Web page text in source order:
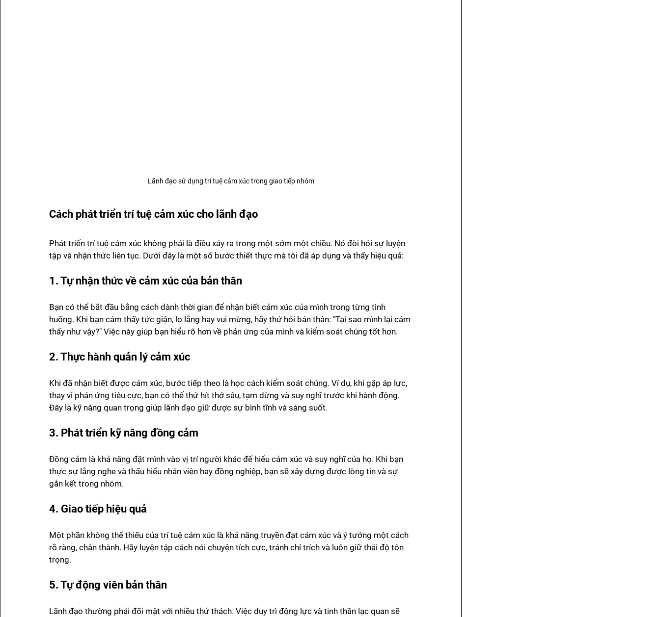
Lãnh đạo sử dụng trí tuệ cảm xúc trong giao tiếp nhóm
Cách phát triển trí tuệ cảm xúc cho lãnh đạo
Phát triển trí tuệ cảm xúc không phải là điều xảy ra trong một sớm một chiều. Nó đòi hỏi sự luyện
tập và nhận thức liên tục. Dưới đây là một số bước thiết thực mà tôi đã áp dụng và thấy hiệu quả:
1. Tự nhận thức về cảm xúc của bản thân
Bạn có thể bắt đầu bằng cách dành thời gian để nhận biết cảm xúc của mình trong từng tình
huống. Khi bạn cảm thấy tức giận, lo lắng hay vui mừng, hãy thử hỏi bản thân: "Tại sao mình lại cảm
thấy như vậy?" Việc này giúp bạn hiểu rõ hơn về phản ứng của mình và kiểm soát chúng tốt hơn.
2. Thực hành quản lý cảm xúc
Khi đã nhận biết được cảm xúc, bước tiếp theo là học cách kiểm soát chúng. Ví dụ, khi gặp áp lực,
thay vì phản ứng tiêu cực, bạn có thể thử hít thở sâu, tạm dừng và suy nghĩ trước khi hành động.
Đây là kỹ năng quan trọng giúp lãnh đạo giữ được sự bình tĩnh và sáng suốt.
3. Phát triển kỹ năng đồng cảm
Đồng cảm là khả năng đặt mình vào vị trí người khác để hiểu cảm xúc và suy nghĩ của họ. Khi bạn
thực sự lắng nghe và thấu hiểu nhân viên hay đồng nghiệp, bạn sẽ xây dựng được lòng tin và sự
gắn kết trong nhóm.
4. Giao tiếp hiệu quả
Một phần không thể thiếu của trí tuệ cảm xúc là khả năng truyền đạt cảm xúc và ý tưởng một cách
rõ ràng, chân thành. Hãy luyện tập cách nói chuyện tích cực, tránh chỉ trích và luôn giữ thái độ tôn
trọng.
5. Tự động viên bản thân
Lãnh đạo thường phải đối mặt với nhiều thử thách. Việc duy trì động lực và tinh thần lạc quan sẽ